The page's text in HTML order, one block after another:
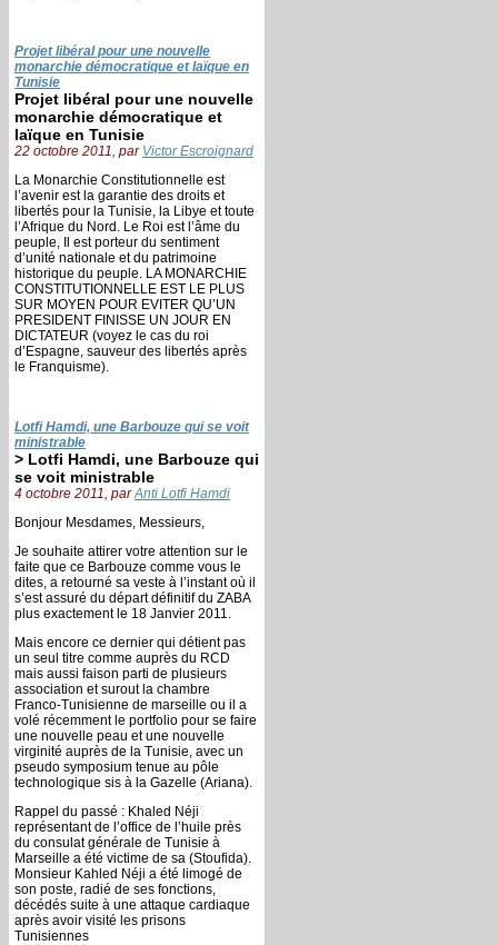
Projet libéral pour une nouvelle
monarchie démocratique et laïque en
Tunisie
Projet libéral pour une nouvelle
monarchie démocratique et
laïque en Tunisie
22 octobre 2011, par Victor Escroignard
La Monarchie Constitutionnelle est
l’avenir est la garantie des droits et
libertés pour la Tunisie, la Libye et toute
l’Afrique du Nord. Le Roi est l’âme du
peuple, Il est porteur du sentiment
d’unité nationale et du patrimoine
historique du peuple. LA MONARCHIE
CONSTITUTIONNELLE EST LE PLUS
SUR MOYEN POUR EVITER QU’UN
PRESIDENT FINISSE UN JOUR EN
DICTATEUR (voyez le cas du roi
d’Espagne, sauveur des libertés après
le Franquisme).
Lotfi Hamdi, une Barbouze qui se voit
ministrable
> Lotfi Hamdi, une Barbouze qui
se voit ministrable
4 octobre 2011, parAnti Lotfi Hamdi
Bonjour Mesdames, Messieurs,
Je souhaite attirer votre attention sur le
faite que ce Barbouze comme vous le
dites, a retourné sa veste à l’instant où il
s’est assuré du départ définitif du ZABA
plus exactement le 18 Janvier 2011.
Mais encore ce dernier qui détient pas
un seul titre comme auprès du RCD
mais aussi faison parti de plusieurs
association et surout la chambre
Franco-Tunisienne de marseille ou il a
volé récemment le portfolio pour se faire
une nouvelle peau et une nouvelle
virginité auprès de la Tunisie, avec un
pseudo symposium tenue au pôle
technologique sis à la Gazelle (Ariana).
Rappel du passé : Khaled Néji
représentant de l’office de l’huile près
du consulat générale de Tunisie à
Marseille a été victime de sa (Stoufida).
Monsieur Kahled Néji a été limogé de
son poste, radié de ses fonctions,
décédés suite à une attaque cardiaque
après avoir visité les prisons
Tunisiennes